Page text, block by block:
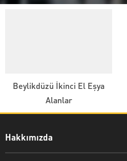
Beylikdüzü İkinci El Eşya
Alanlar
Hakkımızda